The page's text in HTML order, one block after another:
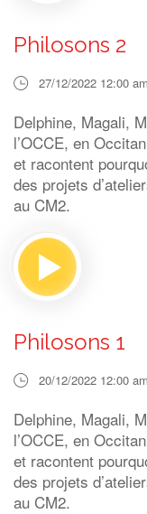
Philosons 2
27/12/2022 12:00 am
Delphine, Magali,
l’OCCE, en
et racontent
des projets
au CM2.
Philosons 1
20/12/2022 12:00 am
Delphine, Magali,
l’OCCE, en
et racontent
des projets
au CM2.